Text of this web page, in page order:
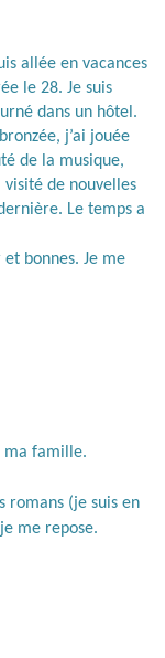
allée en vacances
le 28. Je suis
dans un hôtel.
j’ai jouée
de la musique,
visité de nouvelles
Le temps a
et bonnes. Je me
ma famille.
romans (je suis en
me repose.